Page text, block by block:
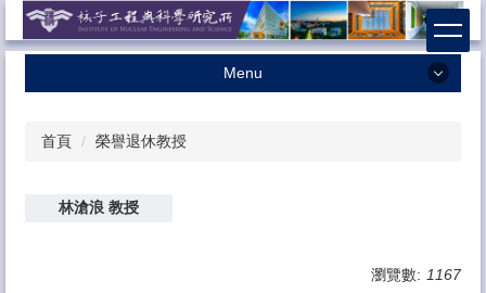
到
Menu
本所簡介
首頁 榮譽退休教授
林滄浪 教授
瀏覽數: 1167